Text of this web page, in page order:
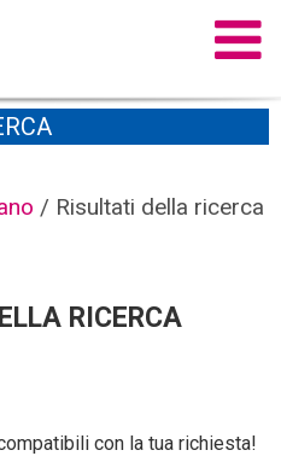
/ Risultati della ricerca
RICERCA
con la tua richiesta!